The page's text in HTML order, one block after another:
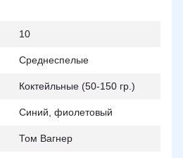
10
Среднеспелые
Коктейльные (50-150 гр.)
Синий, фиолетовый
Том Вагнер